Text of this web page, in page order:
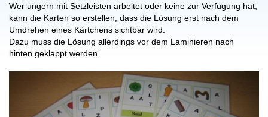
Wer ungern mit Setzleisten arbeitet oder keine zur Verfügung hat,
kann die Karten so erstellen, dass die Lösung erst nach dem
Umdrehen eines Kärtchens sichtbar wird.
Dazu muss die Lösung allerdings vor dem Laminieren nach
hinten geklappt werden.